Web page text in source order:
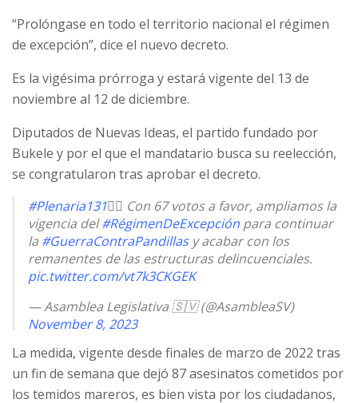
“Prolóngase en todo el territorio nacional el régimen
de excepción”, dice el nuevo decreto.
Es la vigésima prórroga y estará vigente del 13 de
noviembre al 12 de diciembre.
Diputados de Nuevas Ideas, el partido fundado por
Bukele y por el que el mandatario busca su reelección,
se congratularon tras aprobar el decreto.
#Plenaria131✍🏻 Con 67 votos a favor, ampliamos la
vigencia del#RégimenDeExcepción para continuar
la #GuerraContraPandillasy acabar con los
remanentes de las estructuras delincuenciales.
pic.twitter.com/vt7k3CKGEK
— Asamblea Legislativa 🇸🇻 (@AsambleaSV)
November 8, 2023
La medida, vigente desde finales de marzo de 2022 tras
un fin de semana que dejó 87 asesinatos cometidos por
los temidos mareros, es bien vista por los ciudadanos,